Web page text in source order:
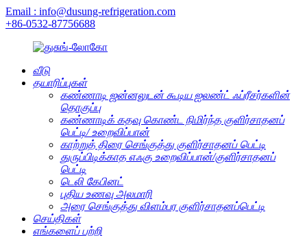
Email : info@dusung-refrigeration.com
+86-0532-87756688
வீடு
தயாரிப்புகள்
கண்ணாடி ஜன்னலுடன் கூடிய ஐலண்ட் ஃப்ரீசர்களின்
தொகுப்பு
கண்ணாடிக் கதவு கொண்ட நிமிர்ந்த குளிர்சாதனப்
பெட்டி/ உறைவிப்பான்
காற்றுத் திரை செங்குத்து குளிர்சாதனப் பெட்டி
துருப்பிடிக்காத எஃகு உறைவிப்பான்/குளிர்சாதனப்
பெட்டி
டெலி கேபினட்
புதிய உணவு அலமாரி
அரை செங்குத்து விளம்பர குளிர்சாதனப்பெட்டி
செய்திகள்
எங்களைப் பற்றி